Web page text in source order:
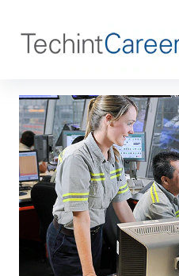
y
Técnicos